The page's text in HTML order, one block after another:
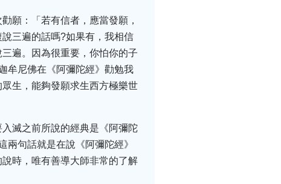
願：「若有信者，應當發願，
三遍的話嗎?如果有，我相信
遍。因為很重要，你怕你的子
牟尼佛在《阿彌陀經》勸勉我
生，能夠發願求生西方極樂世
滅之前所說的經典是《阿彌陀
句話就是在說《阿彌陀經》
時，唯有善導大師非常的了解